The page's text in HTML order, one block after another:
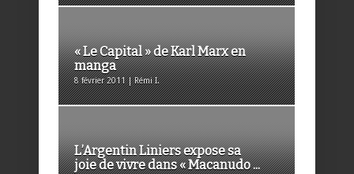
« Le Capital » de Karl Marx en
manga
8 février 2011 | Rémi I.
L’Argentin Liniers expose sa
joie de vivre dans « Macanudo ...